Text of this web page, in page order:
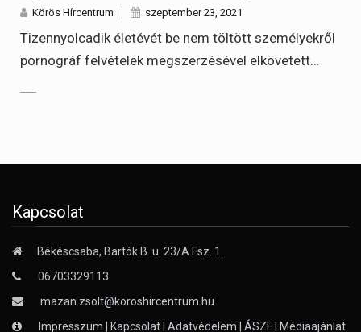
Körös Hírcentrum szeptember 23, 2021
Tizennyolcadik életévét be nem töltött személyekről
pornográf felvételek megszerzésével elkövetett…
Kapcsolat
Békéscsaba, Bartók B. u. 23/A Fsz. 1.
06703329113
mazan.zsolt@koroshircentrum.hu
Impresszum
Kapcsolat Adatvédelem ÁSZF Médiaajánlat